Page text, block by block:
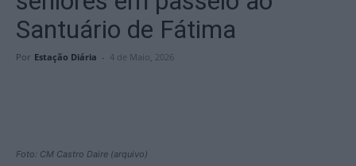
Santuário de Fátima
Por Estação Diária - 4 de Maio, 2026
Foto: CM Castro Daire (arquivo)